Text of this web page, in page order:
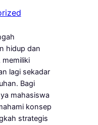
hidup dan
lagi sekadar
Bagi
mahasiswa
konsep
strategis